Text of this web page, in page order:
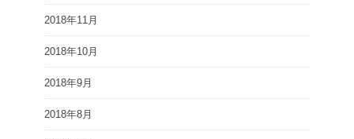
2018年11月
2018年10月
2018年9月
2018年8月